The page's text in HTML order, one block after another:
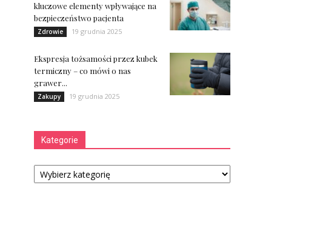
kluczowe elementy wpływające na
bezpieczeństwo pacjenta
Zdrowie 19 grudnia 2025
Ekspresja tożsamości przez kubek
termiczny – co mówi o nas
grawer...
Zakupy 19 grudnia 2025
Kategorie
Kategorie